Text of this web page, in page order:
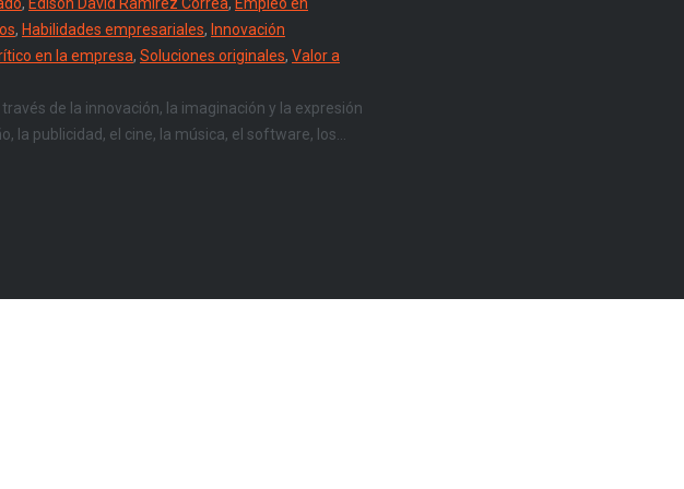
, Habilidades empresariales, Innovación
en la empresa, Soluciones originales, Valor a
de la innovación, la imaginación y la expresión
publicidad, el cine, la música, el software, los...